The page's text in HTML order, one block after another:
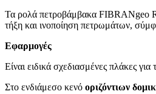
Τα ρολά πετροβάμβακα FIBRANgeo
τήξη και ινοποίηση πετρωμάτων,
Εφαρμογές
Είναι ειδικά σχεδιασμένες πλάκες
Στο ενδιάμεσο κενό οριζόντιων